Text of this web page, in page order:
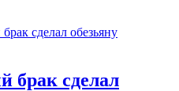
брак сделал